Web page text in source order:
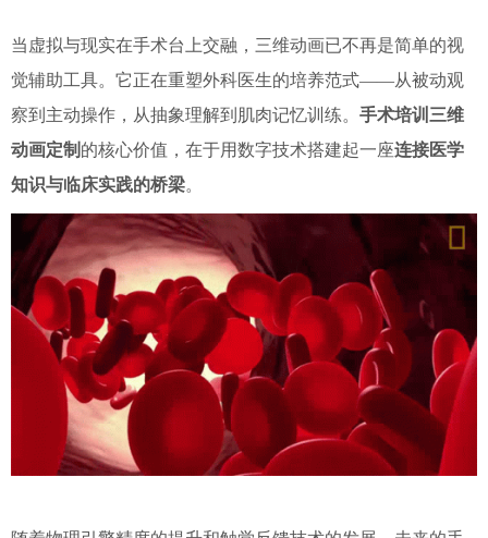
当虚拟与现实在手术台上交融，三维动画已不再是简单的视
觉辅助工具。它正在重塑外科医生的培养范式——从被动观
察到主动操作，从抽象理解到肌肉记忆训练。 手术培训三维
动画定制 的核心价值，在于用数字技术搭建起一座连接医学
知识与临床实践的桥梁。